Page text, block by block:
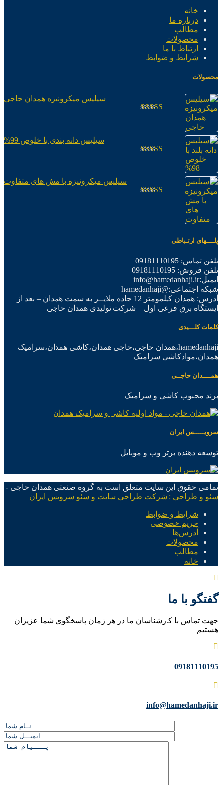
خانه
درباره ما
مطالب
محصولات
ارتباط با ما
شرایط و ضوابط
محصولات
سیلیس میکرونیزه همدان حاجی
سیلیس دانه بندی با خلوص 99%
سیلیس میکرونیزه با مش های متفاوت
پلــــهای ارتـباطی
تلفن تماس: 09181110195
تلفن فروش: 09181110195
ایمیل:info@hamedanhaji.ir
شبکه اجتماعی:@hamedanhaji
آدرس: همدان کیلمومتر 12 جاده ملایــر به سمت همدان – بعد از
ایستگاه برق فرعی اول – شرکت تولیدی همدان حاجی
کلمات کلـــیدی
hamedanhaji،همدان حاجی،حاجی همدان،کاشی همدان،سرامیک
همدان،موادکاشی سرامیک
همــــدان حاجــی
برند محبوب کاشی و سرامیک
سرویـــــس ایران
توسعه دهنده برتر وب و موبایل
تمامی حقوق این سایت متعلق است به گروه صنعتی همدان حاجی -
سئو و طراحی : شرکت طراحی سایت و سئو سرویس ایران
شرایط و ضوابط
حریم خصوصی
آدرس‌ها
محصولات
مطالب
خانه
گفتگو با ما
جهت تماس با کارشناسان ما در هر زمان پاسخگوی شما عزیزان
هستیم
09181110195
info@hamedanhaji.ir